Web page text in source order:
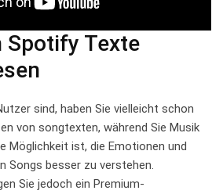
Spotify Texte
sind, haben Sie vielleicht schon
von songtexten, ‍während Sie Musik‌
Möglichkeit ⁤ist, die Emotionen und
Songs besser ⁤zu verstehen.
Sie jedoch ‍ein Premium-